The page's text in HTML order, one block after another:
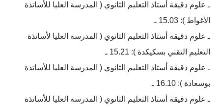
ـ علوم دقيقة أستاذ التعليم الثانوي ( المدرسة العليا للأساتذة
الأغواط ): 15.03 ـ
ـ علوم دقيقة أستاذ التعليم الثانوي ( المدرسة العليا لأساتذة
التعليم التقني بسكيكدة ): 15.21 ـ
ـ علوم دقيقة أستاذ التعليم الثانوي ( المدرسة العليا للأساتذة
بوسعادة ): 16.10 ـ
ـ علوم دقيقة أستاذ التعليم الثانوي ( المدرسة العليا للأساتذة